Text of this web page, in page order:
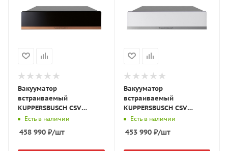
Вакууматор
встраиваемый
KUPPERSBUSCH CSV
6800.0 S7 чёрное
стекло/Copper
Есть в наличии
458 990 ₽/шт
Вакууматор
встраиваемый
KUPPERSBUSCH CSV
6800.0 W1 белое
стекло/Stainless Steel
Есть в наличии
453 990₽/шт